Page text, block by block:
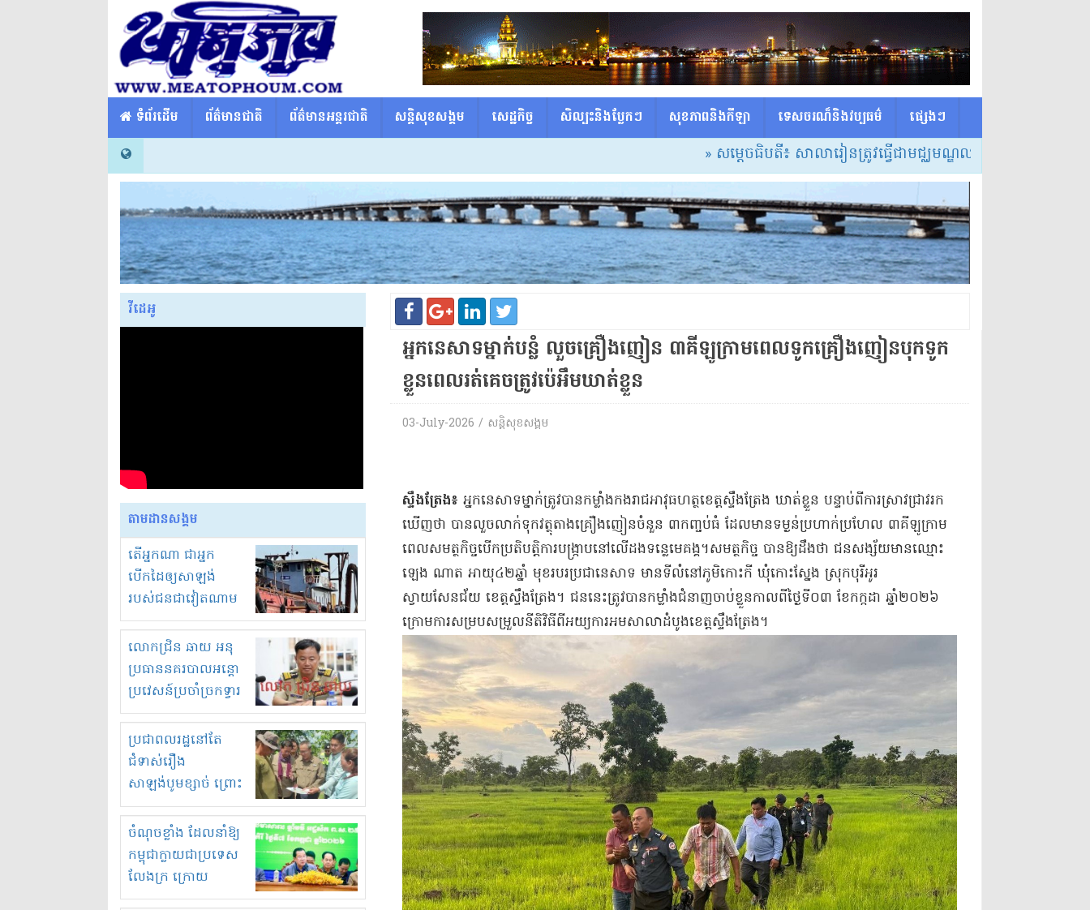
​​ ទំព័រដើម ព័ត៌មានជាតិ ព័ត៌មានអន្តរជាតិ សន្តិសុខសង្គម សេដ្ឋកិច្ច សិល្បះនិងប្លែកៗ សុខភាពនិងកីឡា ទេសចរណ៏និងវប្បធម៌ ផ្សេង​ៗ
» សម្ដេចធិបតី៖ សាលារៀនត្រូវធ្វើជាមជ្ឈមណ្ឌលកំណត់វិធីសាស្ត្របង្រៀ
វីដេអូ
តាមដានសង្គម
តើអ្នកណា ជាអ្នក
បើកដៃឲ្យសាឡង់
របស់ជនជាវៀតណាម
ចូល មកខុស
ច្បាប់លួចបូមខ្សាច់នៅ
ក្នុងប្រទេសកម្ពុជា
លោកជ្រិន ឆាយ អនុ
ប្រធាននគរបាលអន្តោ
ប្រវេសន៍ប្រចាំច្រកទ្វារ
ព្រំដែនភ្នំឌិន និងឈ្មួញ
មួយចំនួនទៀត
កំពង់តែគុបគិតគ្នា
ធ្វើសកម្មភាពរកស៊ីនិង
ស្តុកទំនិញគេចពន្ធ?
ប្រជាពលរដ្ឋនៅតែ
ជំទាស់រឿង
សាឡង់បូមខ្សាច់ ព្រោះ
ខ្លាចបាក់ច្រាំងទៀត!
ចំណុចខ្លាំង ដែលនាំឱ្យ
កម្ពុជាក្លាយជាប្រទេស
លែងក្រ ក្រោយ
ឆ្នាំ២០៣០
អ្នកនេសាទម្នាក់បន្លំ លួចគ្រឿងញៀន ៣គីឡូក្រាមពេលទូកគ្រឿងញៀនបុកទូក
ខ្លួនពេលរត់គេចត្រូវប៉េអឹមឃាត់ខ្លួន
03-July-2026 / សន្តិសុខសង្គម
ស្ទឹងត្រែង៖ អ្នកនេសាទម្នាក់ត្រូវបានកម្លាំងកងរាជអាវុធហត្ថខេត្តស្ទឹងត្រែង ឃាត់ខ្លួន បន្ទាប់ពីការស្រាវជ្រាវរក
ឃើញថា បានលួចលាក់ទុកវត្ថុតាងគ្រឿងញៀនចំនួន ៣កញ្ចប់ធំ ដែលមានទម្ងន់ប្រហាក់ប្រហែល ៣គីឡូក្រាម
ពេលសមត្ថកិច្ចបើកប្រតិបត្តិការបង្ក្រាបនៅលើដងទន្លេមេគង្គ។សមត្ថកិច្ច បានឱ្យដឹងថា ជនសង្ស័យមានឈ្មោះ
ឡេង ណាត អាយុ៤២ឆ្នាំ មុខរបរប្រជានេសាទ មានទីលំនៅភូមិកោះកី ឃុំកោះស្នែង ស្រុកបុរីអូរ
ស្វាយសែនជ័យ ខេត្តស្ទឹងត្រែង។ ជននេះត្រូវបានកម្លាំងជំនាញចាប់ខ្លួនកាលពីថ្ងៃទី០៣ ខែកក្កដា ឆ្នាំ២០២៦
ក្រោមការសម្របសម្រួលនីតិវិធីពីអយ្យការអមសាលាដំបូងខេត្តស្ទឹងត្រែង។